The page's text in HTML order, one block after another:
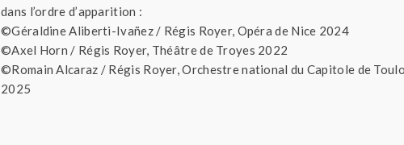
dans l’ordre d’apparition :
©Géraldine Aliberti-Ivañez / Régis Royer, Opéra de Nice 2024
©Axel Horn / Régis Royer, Théâtre de Troyes 2022
©Romain Alcaraz / Régis Royer, Orchestre national du Capitole de
2025